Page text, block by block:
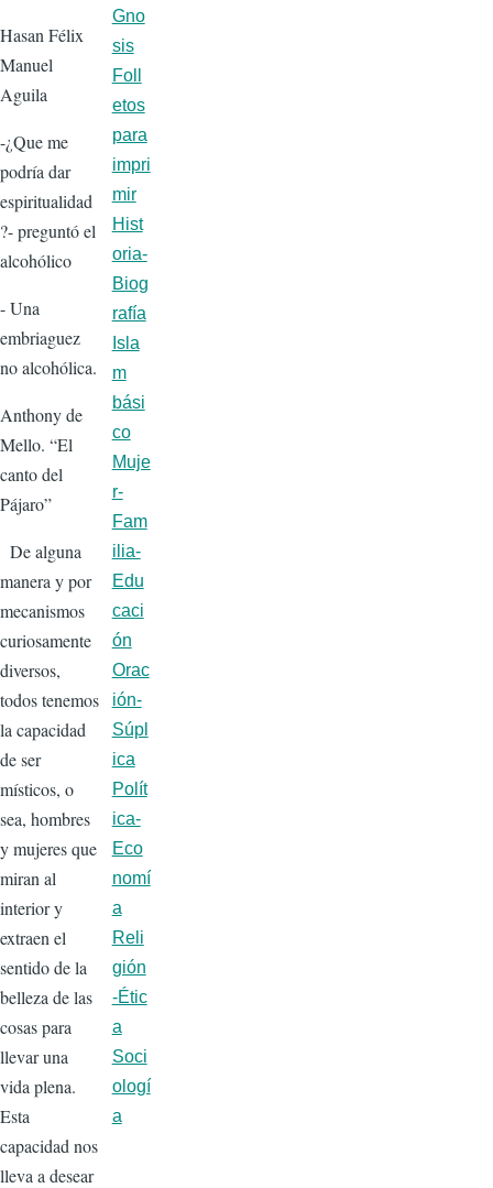
Hasan Félix
Manuel
Aguila
-¿Que me
podría dar
espiritualidad
?- preguntó el
alcohólico
- Una
embriaguez
no alcohólica.
Anthony de
Mello. “El
canto del
Pájaro”
De alguna
manera y por
mecanismos
curiosamente
diversos,
todos tenemos
la capacidad
de ser
místicos, o
sea, hombres
y mujeres que
miran al
interior y
extraen el
sentido de la
belleza de las
cosas para
llevar una
vida plena.
Esta
capacidad nos
lleva a desear
Gno
sis
Foll
etos
para
impri
mir
Hist
oria-
Biog
rafía
Isla
m
bási
co
Muje
r-
Fam
ilia-
Edu
caci
ón
Orac
ión-
Súpl
ica
Polít
ica-
Eco
nomí
a
Reli
gión
-Étic
a
Soci
ologí
a